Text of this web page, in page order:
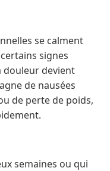
se calment
signes
douleur devient
de nausées
de perte de poids,
semaines ou qui